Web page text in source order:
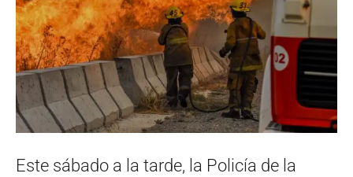
Este sábado a la tarde, la Policía de la